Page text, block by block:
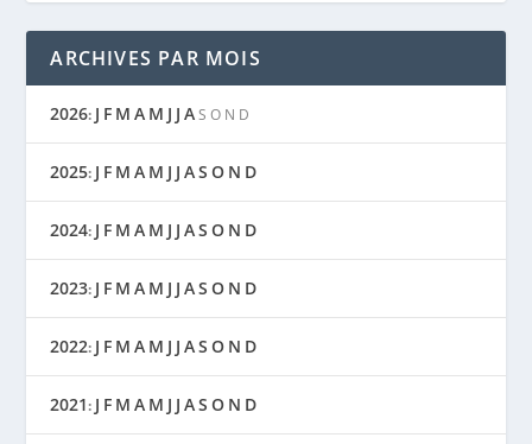
ARCHIVES PAR MOIS
2026: J F M A M J J A S O N D
2025: J F M A M J J AS O N D
2024: J F M A M J J AS O N D
2023: J F M A M J J AS O N D
2022: J F M A M J J AS O N D
2021: J F M A M J J AS O N D